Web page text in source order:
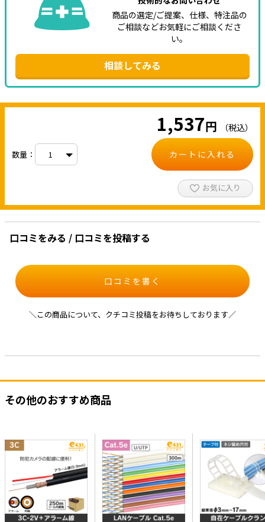
商品の選定/ご提案、仕様、特注品の
ご相談などお気軽にご相談くださ
い。
相談してみる
1,537円 （税込）
数量： カートに入れる
お気に入り
口コミをみる / 口コミを投稿する
口コミを書く
＼この商品について、クチコミ投稿をお待ちしております／
その他のおすすめ商品